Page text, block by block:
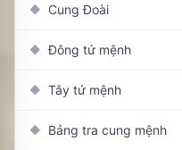
◆ Cung Đoài
◆ Đông tứ mệnh
◆ Tây tứ mệnh
◆ Bảng tra cung mệnh